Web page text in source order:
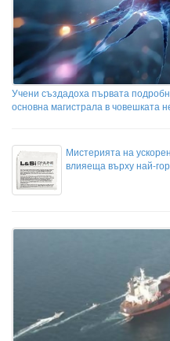
Учени създадоха първата
основна магистрала в човешката
Мистерията на
влияеща върху най-